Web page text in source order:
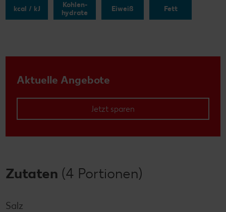
kcal / kJ
Kohlen-
hydrate
Eiweiß Fett
Aktuelle Angebote
Jetzt sparen
Zutaten (4 Portionen)
Salz